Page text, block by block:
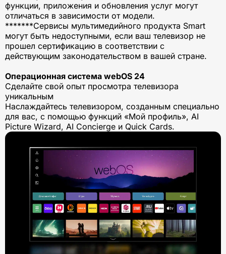
функции, приложения и обновления услуг могут
отличаться в зависимости от модели.
*******Сервисы мультимедийного продукта Smart
могут быть недоступными, если ваш телевизор не
прошел сертификацию в соответствии с
действующим законодательством в вашей стране.
Операционная система webOS 24
Сделайте свой опыт просмотра телевизора
уникальным
Наслаждайтесь телевизором, созданным специально
для вас, с помощью функций «Мой профиль», AI
Picture Wizard, AI Concierge и Quick Cards.